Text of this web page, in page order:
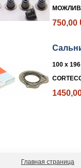
750,00
100 х
Главная страница